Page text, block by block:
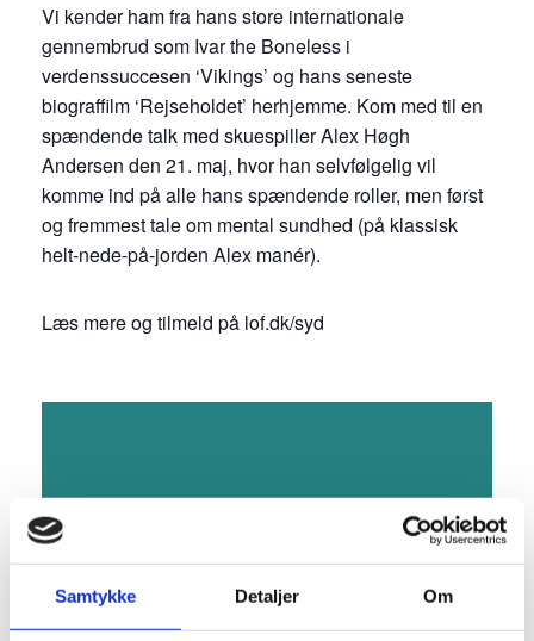
Samtykke Detaljer Om
Vi kender ham fra hans store internationale
gennembrud som Ivar the Boneless i
verdenssuccesen ‘Vikings’ og hans seneste
biograffilm ‘Rejseholdet’ herhjemme. Kom med til en
spændende talk med skuespiller Alex Høgh
Andersen den 21. maj, hvor han selvfølgelig vil
komme ind på alle hans spændende roller, men først
og fremmest tale om mental sundhed (på klassisk
helt-nede-på-jorden Alex manér).
Læs mere og tilmeld på lof.dk/syd